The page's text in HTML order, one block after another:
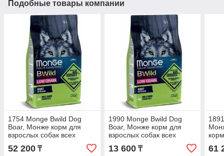
Подобные товары компании
1754 Monge Bwild Dog
Boar, Монже корм для
взрослых собак всех
пород с мясом кабана,
низкозерновой, уп.12кг.
52 200 ₸
1990 Monge Bwild Dog
Boar, Монже корм для
взрослых собак всех
пород с мясом кабана,
низкозерновой, уп.2,5кг.
13 600₸ 61